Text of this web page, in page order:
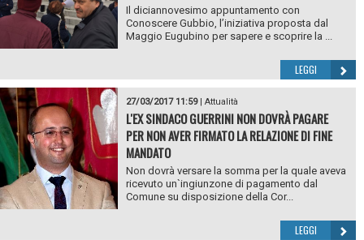
Il diciannovesimo appuntamento con
Conoscere Gubbio, l’iniziativa proposta dal
Maggio Eugubino per sapere e scoprire la ...
LEGGI
27/03/2017 11:59| Attualità
L'EX SINDACO GUERRINI NON DOVRÀ PAGARE
PER NON AVER FIRMATO LA RELAZIONE DI FINE
MANDATO
Non dovrà versare la somma per la quale aveva
ricevuto un`ingiunzone di pagamento dal
Comune su disposizione della Cor...
LEGGI